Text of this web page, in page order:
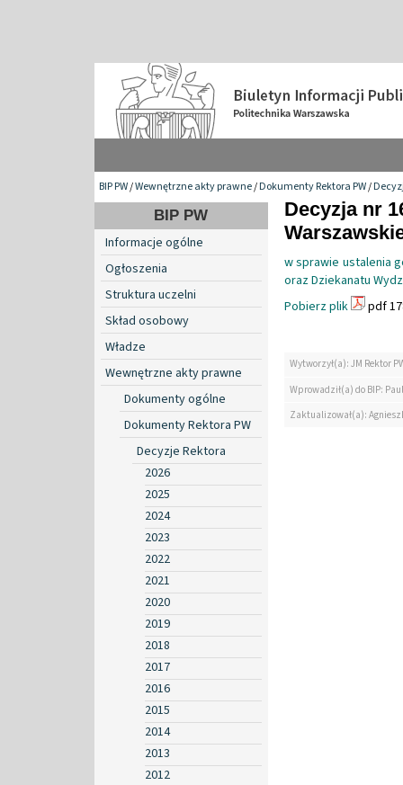
BIP PW/Wewnętrzne akty prawne/Dokumenty Rektora PW/
BIP PW
Informacje ogólne
Ogłoszenia
Struktura uczelni
Skład osobowy
Władze
Wewnętrzne akty prawne
Dokumenty ogólne
Dokumenty Rektora PW
Decyzje Rektora
2026
2025
2024
2023
2022
2021
2020
2019
2018
2017
2016
2015
2014
2013
2012
Decyzja nr
w sprawie ustalenia
oraz Dziekanatu
Pobierz plik
pdf
Wytworzył(a): JM Rektor
Wprowadził(a) do BIP:
Zaktualizował(a):